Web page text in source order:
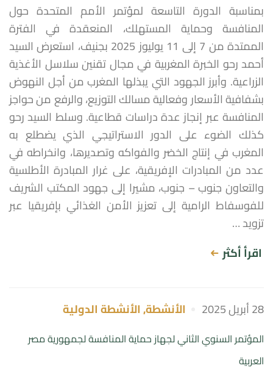
بمناسبة الدورة التاسعة لمؤتمر الأمم المتحدة حول
المنافسة وحماية المستهلك، المنعقدة في الفترة
الممتدة من 7 إلى 11 يوليوز 2025 بجنيف، استعرض السيد
أحمد رحو الخبرة المغربية في مجال تقنين سلاسل الأغذية
الزراعية. وأبرز الجهود التي يبذلها المغرب من أجل النهوض
بشفافية الأسعار وفعالية مسالك التوزيع، والرفع من حواجز
المنافسة عبر إنجاز عدة دراسات قطاعية. وسلط السيد رحو
كذلك الضوء على الدور الاستراتيجي الذي يضطلع به
المغرب في إنتاج الخضر والفواكه وتصديرها، وانخراطه في
عدد من المبادرات الإفريقية، على غرار المبادرة الأطلسية
والتعاون جنوب – جنوب، مشيرا إلى جهود المكتب الشريف
للفوسفاط الرامية إلى تعزيز الأمن الغذائي بإفريقيا عبر
تزويد …
اقرأ أكثر
28 أبريل 2025 الأنشطة,الأنشطة الدولية
المؤتمر السنوي الثاني لجهاز حماية المنافسة لجمهورية مصر
العربية